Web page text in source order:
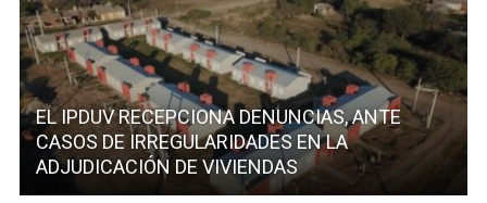
EL IPDUV RECEPCIONA DENUNCIAS, ANTE
CASOS DE IRREGULARIDADES EN LA
ADJUDICACIÓN DE VIVIENDAS